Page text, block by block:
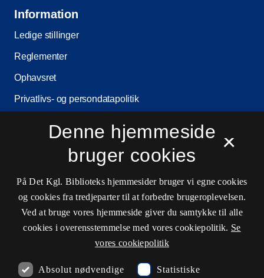
Information
Ledige stillinger
Reglementer
Ophavsret
Privatlivs- og persondatapolitik
Driftsstatus
Cookieindstillinger
Kontaktinformationer
Åbningstider
×
Denne hjemmeside
bruger cookies
På Det Kgl. Biblioteks hjemmesider bruger vi egne cookies
og cookies fra tredjeparter til at forbedre brugeroplevelsen.
Ved at bruge vores hjemmeside giver du samtykke til alle
cookies i overensstemmelse med vores cookiepolitik. Se
vores cookiepolitik
Absolut nødvendige Statistiske